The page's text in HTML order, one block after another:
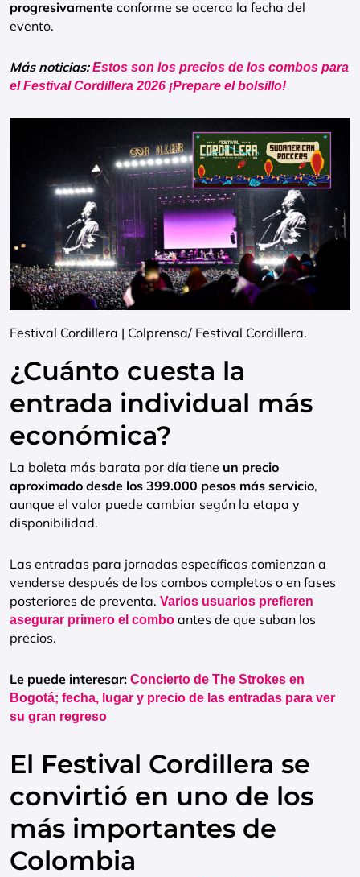
progresivamente conforme se acerca la fecha del
evento.
Más noticias:Estos son los precios de los combos para
el Festival Cordillera 2026 ¡Prepare el bolsillo!
Festival Cordillera | Colprensa/ Festival Cordillera.
¿Cuánto cuesta la
entrada individual más
económica?
La boleta más barata por día tiene un precio
aproximado desde los 399.000 pesos más servicio,
aunque el valor puede cambiar según la etapa y
disponibilidad.
Las entradas para jornadas específicas comienzan a
venderse después de los combos completos o en fases
posteriores de preventa. Varios usuarios prefieren
asegurar primero el combo antes de que suban los
precios.
Le puede interesar: Concierto de The Strokes en
Bogotá; fecha, lugar y precio de las entradas para ver
su gran regreso
El Festival Cordillera se
convirtió en uno de los
más importantes de
Colombia